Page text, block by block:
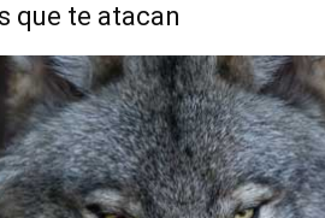
que te atacan